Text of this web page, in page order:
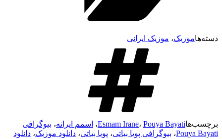
دسته‌هاموزیک، موزیک ایرانی
برچسب‌ها Esmam Irane، Pouya Bayati ، اسمم ایرانه، بیوگرافی
Pouya Bayati، بیوگرافی پویا بیاتی، پویا بیاتی، دانلود موزیک، دانلود